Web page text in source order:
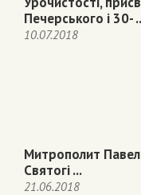
Печерського і 30-
10.07.2018
Митрополит Павел
Святогі ...
21.06.2018